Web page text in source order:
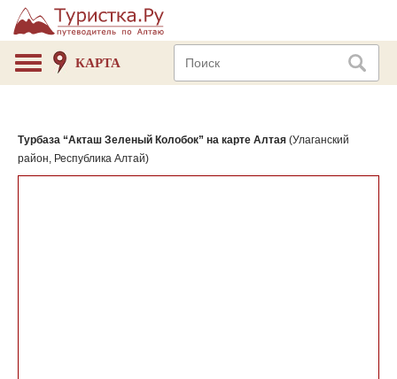
КАРТА
Турбаза “Акташ Зеленый Колобок” на карте Алтая (Улаганский
район, Республика Алтай)